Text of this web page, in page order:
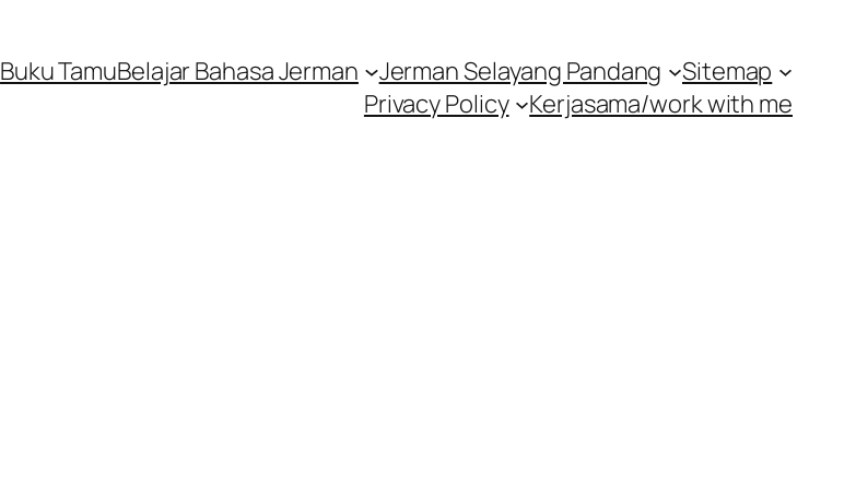
Buku TamuBelajar Bahasa Jerman Jerman Selayang Pandang
Sitemap
Privacy Policy
Kerjasama/work with me